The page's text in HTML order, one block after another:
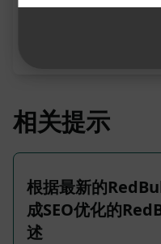
请注意：上述说明未
解将生成的内容，我
相关提示
根据最新的
成SEO优化的
述